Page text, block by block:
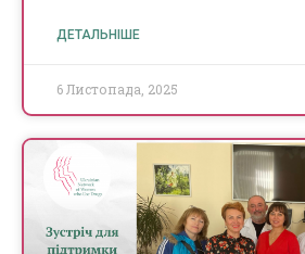
ДЕТАЛЬНІШЕ
6 Листопада, 2025